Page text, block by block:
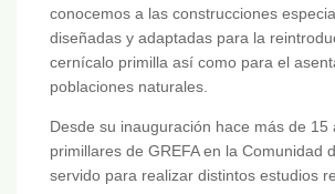
conocemos a las construcciones
diseñadas y adaptadas para la
cernícalo primilla así como para el
poblaciones naturales.
Desde su inauguración hace más de 15
primillares de GREFA en la Comunidad
servido para realizar distintos estudios